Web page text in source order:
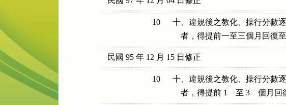
10
十、違規後之教化、操行分數
者，得提前一至三個月回復
民國 95 年 12 月 15 日修正
10
十、違規後之教化、操行分數
者，得提前 1　至 3　個月